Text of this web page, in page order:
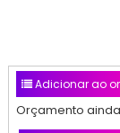
Adicionar ao
Orçamento